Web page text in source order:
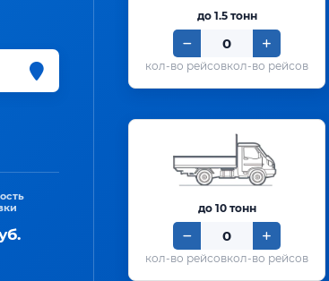
до 1.5 тонн
кол-во рейсов
до 10 тонн
кол-во рейсов